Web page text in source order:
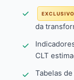
EXCLUSIVO
da
CLT
Tabelas